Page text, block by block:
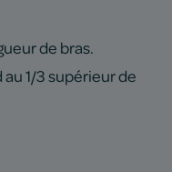
de bras.
1/3 supérieur de